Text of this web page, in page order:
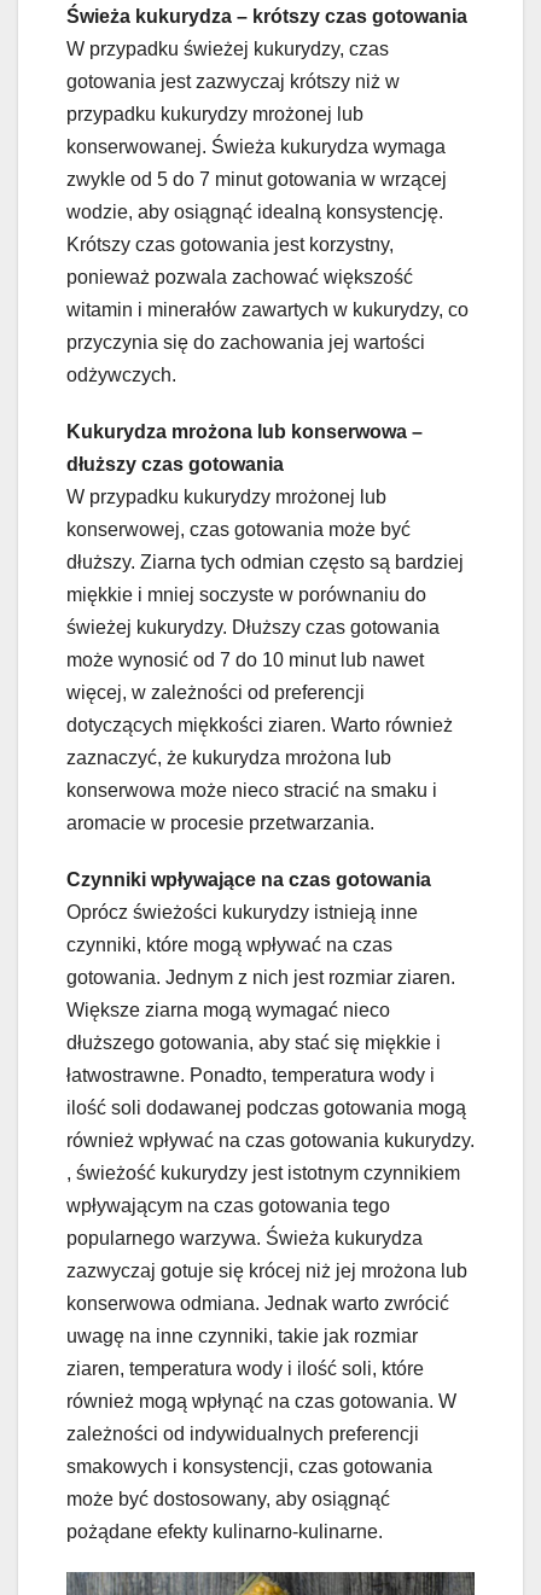
Świeża kukurydza – krótszy czas gotowania
W przypadku świeżej kukurydzy, czas
gotowania jest zazwyczaj krótszy niż w
przypadku kukurydzy mrożonej lub
konserwowanej. Świeża kukurydza wymaga
zwykle od 5 do 7 minut gotowania w wrzącej
wodzie, aby osiągnąć idealną konsystencję.
Krótszy czas gotowania jest korzystny,
ponieważ pozwala zachować większość
witamin i minerałów zawartych w kukurydzy, co
przyczynia się do zachowania jej wartości
odżywczych.
Kukurydza mrożona lub konserwowa –
dłuższy czas gotowania
W przypadku kukurydzy mrożonej lub
konserwowej, czas gotowania może być
dłuższy. Ziarna tych odmian często są bardziej
miękkie i mniej soczyste w porównaniu do
świeżej kukurydzy. Dłuższy czas gotowania
może wynosić od 7 do 10 minut lub nawet
więcej, w zależności od preferencji
dotyczących miękkości ziaren. Warto również
zaznaczyć, że kukurydza mrożona lub
konserwowa może nieco stracić na smaku i
aromacie w procesie przetwarzania.
Czynniki wpływające na czas gotowania
Oprócz świeżości kukurydzy istnieją inne
czynniki, które mogą wpływać na czas
gotowania. Jednym z nich jest rozmiar ziaren.
Większe ziarna mogą wymagać nieco
dłuższego gotowania, aby stać się miękkie i
łatwostrawne. Ponadto, temperatura wody i
ilość soli dodawanej podczas gotowania mogą
również wpływać na czas gotowania kukurydzy.
, świeżość kukurydzy jest istotnym czynnikiem
wpływającym na czas gotowania tego
popularnego warzywa. Świeża kukurydza
zazwyczaj gotuje się krócej niż jej mrożona lub
konserwowa odmiana. Jednak warto zwrócić
uwagę na inne czynniki, takie jak rozmiar
ziaren, temperatura wody i ilość soli, które
również mogą wpłynąć na czas gotowania. W
zależności od indywidualnych preferencji
smakowych i konsystencji, czas gotowania
może być dostosowany, aby osiągnąć
pożądane efekty kulinarno-kulinarne.